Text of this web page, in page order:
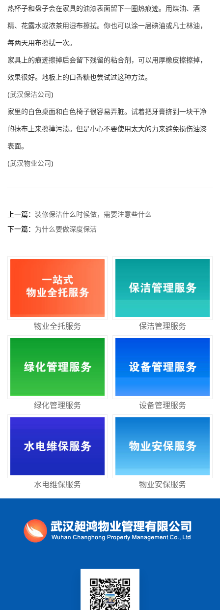
热杯子和盘子会在家具的油漆表面留下一圈热痕迹。用煤油、酒
精、花露水或浓茶用湿布擦拭。你也可以涂一层碘油或凡士林油，
每两天用布擦拭一次。
家具上的痕迹擦掉后会留下残留的粘合剂，可以用厚橡皮擦擦掉，
效果很好。地板上的口香糖也尝试过这种方法。
(武汉保洁公司)
家里的白色桌面和白色椅子很容易弄脏。试着把牙膏挤到一块干净
的抹布上来擦掉污渍。但是小心不要使用太大的力来避免损伤油漆
表面。
(武汉物业公司)
上一篇： 装修保洁什么时候做，需要注意些什么
下一篇： 为什么要做深度保洁
物业全托服务 保洁管理服务
绿化管理服务 设备管理服务
水电维保服务 物业安保服务